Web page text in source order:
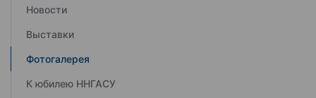
Новости
Выставки
Фотогалерея
К юбилею ННГАСУ